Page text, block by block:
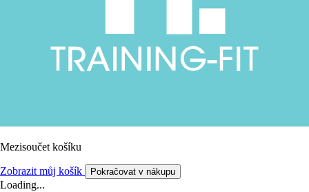
Mezisoučet košíku
Zobrazit můj košík Pokračovat v nákupu
Loading...